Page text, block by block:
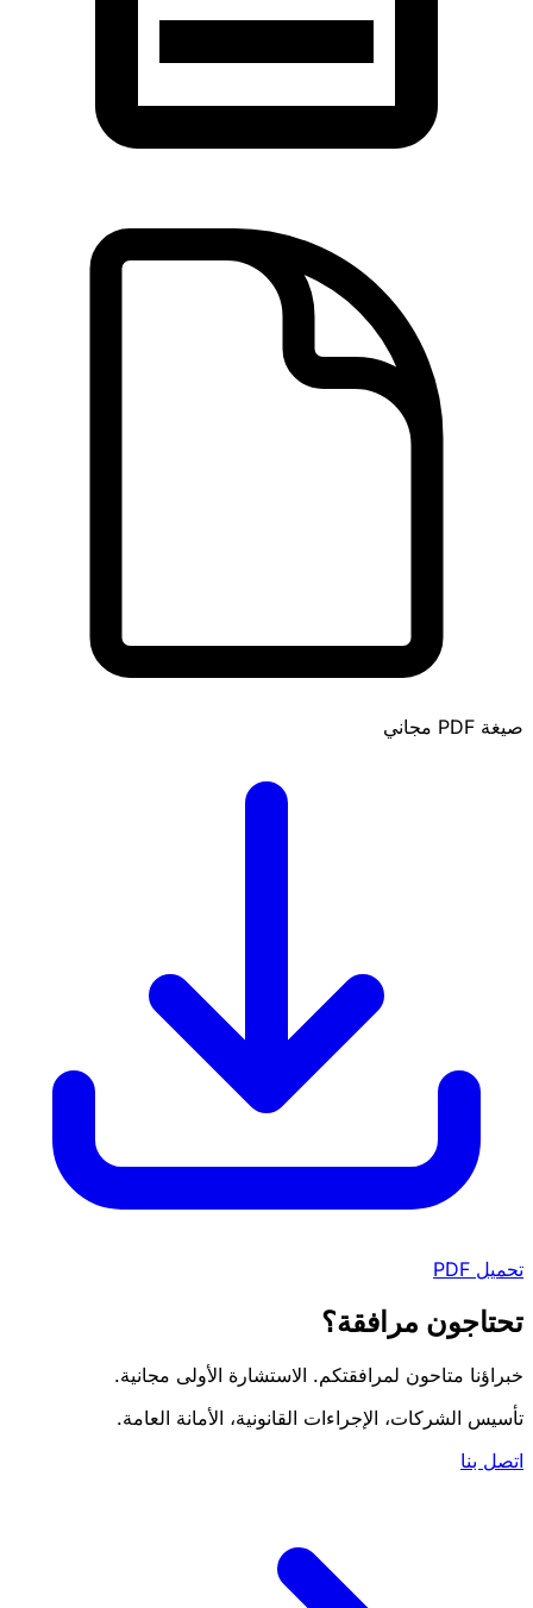
صيغة PDF مجاني
تحميل PDF
تحتاجون مرافقة؟
خبراؤنا متاحون لمرافقتكم. الاستشارة الأولى مجانية.
تأسيس الشركات، الإجراءات القانونية، الأمانة العامة.
اتصل بنا